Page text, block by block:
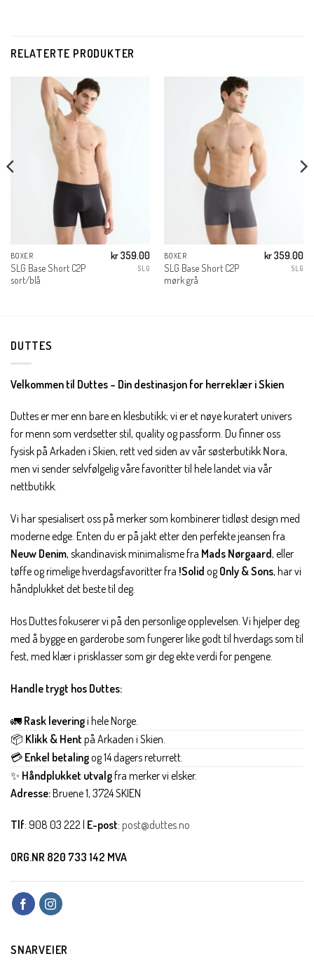
RELATERTE PRODUKTER
BOXER
SLG Base Short C2P
sort/blå
kr359.00
SLG
BOXER
SLG Base Short C2P
mørk grå
kr359.00
SLG
DUTTES
Velkommen til Duttes – Din destinasjon for herreklær i Skien
Duttes er mer enn bare en klesbutikk; vi er et nøye kuratert univers
for menn som verdsetter stil, quality og passform. Du finner oss
fysisk på Arkaden i Skien, rett ved siden av vår søsterbutikk Nora,
men vi sender selvfølgelig våre favoritter til hele landet via vår
nettbutikk.
Vi har spesialisert oss på merker som kombinerer tidløst design med
moderne edge. Enten du er på jakt etter den perfekte jeansen fra
Neuw Denim, skandinavisk minimalisme fra Mads Nørgaard, eller
tøffe og rimelige hverdagsfavoritter fra !Solid ogOnly & Sons, har vi
håndplukket det beste til deg.
Hos Duttes fokuserer vi på den personlige opplevelsen. Vi hjelper deg
med å bygge en garderobe som fungerer like godt til hverdags som til
fest, med klær i prisklasser som gir deg ekte verdi for pengene.
Handle trygt hos Duttes:
🚛 Rask leveringi hele Norge.
📦 Klikk & Hent på Arkaden i Skien.
💳 Enkel betalingog 14 dagers returrett.
✨ Håndplukket utvalgfra merker vi elsker.
Adresse:Bruene 1, 3724 SKIEN
Tlf: 908 03 222 | E-post: post@duttes.no
ORG.NR 820 733 142 MVA
SNARVEIER